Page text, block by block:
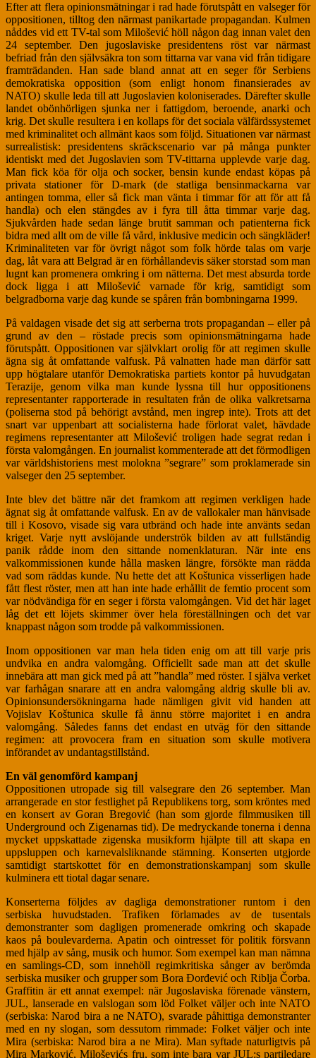
Efter att flera opinionsmätningar i rad hade förutspått en valseger för
oppositionen, tilltog den närmast panikartade propagandan. Kulmen
nåddes vid ett TV-tal som Milošević höll någon dag innan valet den
24 september. Den jugoslaviske presidentens röst var närmast
befriad från den självsäkra ton som tittarna var vana vid från tidigare
framträdanden. Han sade bland annat att en seger för Serbiens
demokratiska opposition (som enligt honom finansierades av
NATO) skulle leda till att Jugoslavien koloniserades. Därefter skulle
landet obönhörligen sjunka ner i fattigdom, beroende, anarki och
krig. Det skulle resultera i en kollaps för det sociala välfärdssystemet
med kriminalitet och allmänt kaos som följd. Situationen var närmast
surrealistisk: presidentens skräckscenario var på många punkter
identiskt med det Jugoslavien som TV-tittarna upplevde varje dag.
Man fick köa för olja och socker, bensin kunde endast köpas på
privata stationer för D-mark (de statliga bensinmackarna var
antingen tomma, eller så fick man vänta i timmar för att för att få
handla) och elen stängdes av i fyra till åtta timmar varje dag.
Sjukvården hade sedan länge brutit samman och patienterna fick
bidra med allt om de ville få vård, inklusive medicin och sängkläder!
Kriminaliteten var för övrigt något som folk hörde talas om varje
dag, låt vara att Belgrad är en förhållandevis säker storstad som man
lugnt kan promenera omkring i om nätterna. Det mest absurda torde
dock ligga i att Milošević varnade för krig, samtidigt som
belgradborna varje dag kunde se spåren från bombningarna 1999.
På valdagen visade det sig att serberna trots propagandan – eller på
grund av den – röstade precis som opinionsmätningarna hade
förutspått. Oppositionen var självklart orolig för att regimen skulle
ägna sig åt omfattande valfusk. På valnatten hade man därför satt
upp högtalare utanför Demokratiska partiets kontor på huvudgatan
Terazije, genom vilka man kunde lyssna till hur oppositionens
representanter rapporterade in resultaten från de olika valkretsarna
(poliserna stod på behörigt avstånd, men ingrep inte). Trots att det
snart var uppenbart att socialisterna hade förlorat valet, hävdade
regimens representanter att Milošević troligen hade segrat redan i
första valomgången. En journalist kommenterade att det förmodligen
var världshistoriens mest molokna ”segrare” som proklamerade sin
valseger den 25 september.
Inte blev det bättre när det framkom att regimen verkligen hade
ägnat sig åt omfattande valfusk. En av de vallokaler man hänvisade
till i Kosovo, visade sig vara utbränd och hade inte använts sedan
kriget. Varje nytt avslöjande underströk bilden av att fullständig
panik rådde inom den sittande nomenklaturan. När inte ens
valkommissionen kunde hålla masken längre, försökte man rädda
vad som räddas kunde. Nu hette det att Koštunica visserligen hade
fått flest röster, men att han inte hade erhållit de femtio procent som
var nödvändiga för en seger i första valomgången. Vid det här laget
låg det ett löjets skimmer över hela föreställningen och det var
knappast någon som trodde på valkommissionen.
Inom oppositionen var man hela tiden enig om att till varje pris
undvika en andra valomgång. Officiellt sade man att det skulle
innebära att man gick med på att ”handla” med röster. I själva verket
var farhågan snarare att en andra valomgång aldrig skulle bli av.
Opinionsundersökningarna hade nämligen givit vid handen att
Vojislav Koštunica skulle få ännu större majoritet i en andra
valomgång. Således fanns det endast en utväg för den sittande
regimen: att provocera fram en situation som skulle motivera
införandet av undantagstillstånd.
En väl genomförd kampanj
Oppositionen utropade sig till valsegrare den 26 september. Man
arrangerade en stor festlighet på Republikens torg, som kröntes med
en konsert av Goran Bregović (han som gjorde filmmusiken till
Underground och Zigenarnas tid). De medryckande tonerna i denna
mycket uppskattade zigenska musikform hjälpte till att skapa en
uppsluppen och karnevalsliknande stämning. Konserten utgjorde
samtidigt startskottet för en demonstrationskampanj som skulle
kulminera ett tiotal dagar senare.
Konserterna följdes av dagliga demonstrationer runtom i den
serbiska huvudstaden. Trafiken förlamades av de tusentals
demonstranter som dagligen promenerade omkring och skapade
kaos på boulevarderna. Apatin och ointresset för politik försvann
med hjälp av sång, musik och humor. Som exempel kan man nämna
en samlings-CD, som innehöll regimkritiska sånger av berömda
serbiska musiker och grupper som Bora Ðorđević och Riblja Čorba.
Graffitin är ett annat exempel: när Jugoslaviska förenade vänstern,
JUL, lanserade en valslogan som löd Folket väljer och inte NATO
(serbiska: Narod bira a ne NATO), svarade påhittiga demonstranter
med en ny slogan, som dessutom rimmade: Folket väljer och inte
Mira (serbiska: Narod bira a ne Mira). Man syftade naturligtvis på
Mira Marković, Miloševićs fru, som inte bara var JUL:s partiledare